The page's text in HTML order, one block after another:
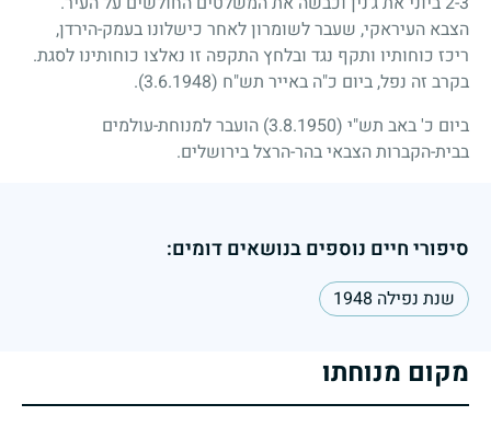
הצבא העיראקי, שעבר לשומרון לאחר כישלונו בעמק-הירדן,
ריכז כוחותיו ותקף נגד ובלחץ התקפה זו נאלצו כוחותינו לסגת.
בקרב זה נפל, ביום כ"ה באייר תש"ח (3.6.1948)
.
ביום כ' באב תש"י (3.8.1950)
הועבר למנוחת-עולמים
בבית-הקברות הצבאי בהר-הרצל בירושלים.
סיפורי חיים נוספים בנושאים דומים:
שנת נפילה 1948
מקום מנוחתו